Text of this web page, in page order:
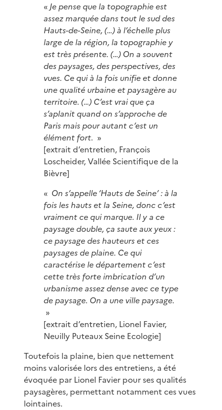
«Je pense que la topographie est
assez marquée dans tout le sud des
Hauts-de-Seine, (…) à l’échelle plus
large de la région, la topographie y
est très présente. (…) On a souvent
des paysages, des perspectives, des
vues. Ce qui à la fois unifie et donne
une qualité urbaine et paysagère au
territoire. (…) C’est vrai que ça
s’aplanit quand on s’approche de
Paris mais pour autant c’est un
élément fort. »
[extrait d’entretien, François
Loscheider, Vallée Scientifique de la
Bièvre]
« On s’appelle ‘Hauts de Seine’ : à la
fois les hauts et la Seine, donc c’est
vraiment ce qui marque. Il y a ce
paysage double, ça saute aux yeux :
ce paysage des hauteurs et ces
paysages de plaine. Ce qui
caractérise le département c’est
cette très forte imbrication d’un
urbanisme assez dense avec ce type
de paysage. On a une ville paysage.
»
[extrait d’entretien, Lionel Favier,
Neuilly Puteaux Seine Ecologie]
Toutefois la plaine, bien que nettement
moins valorisée lors des entretiens, a été
évoquée par Lionel Favier pour ses qualités
paysagères, permettant notamment ces vues
lointaines.